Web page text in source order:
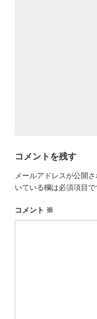
コメントを残す
メールアドレスが公開
いている欄は必須項目で
コメント ※